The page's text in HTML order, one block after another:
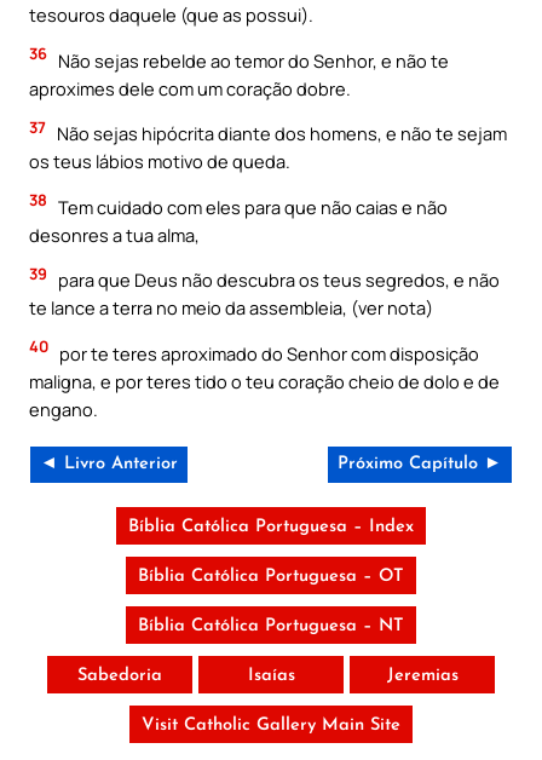
tesouros daquele (que as possui).
36 Não sejas rebelde ao temor do Senhor, e não te
aproximes dele com um coração dobre.
37 Não sejas hipócrita diante dos homens, e não te sejam
os teus lábios motivo de queda.
38 Tem cuidado com eles para que não caias e não
desonres a tua alma,
39
para que Deus não descubra os teus segredos, e não
te lance a terra no meio da assembleia, (ver nota)
40 por te teres aproximado do Senhor com disposição
maligna, e por teres tido o teu coração cheio de dolo e de
engano.
◄ Livro Anterior Próximo Capítulo ►
Bíblia Católica Portuguesa – Index
Bíblia Católica Portuguesa – OT
Bíblia Católica Portuguesa – NT
Sabedoria Isaías Jeremias
Visit Catholic Gallery Main Site